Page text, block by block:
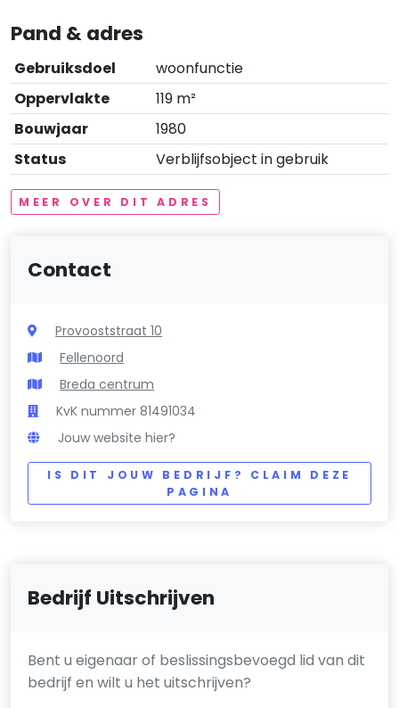
Pand & adres
Gebruiksdoel
woonfunctie
Oppervlakte
119 m²
Bouwjaar
1980
Status
Verblijfsobject in gebruik
MEER OVER DIT ADRES
Contact
Provooststraat 10
Fellenoord
Breda centrum
KvK nummer 81491034
Jouw website hier?
IS DIT JOUW BEDRIJF? CLAIM DEZE
PAGINA
Bedrijf Uitschrijven
Bent u eigenaar of beslissingsbevoegd lid van dit
bedrijf en wilt u het uitschrijven?